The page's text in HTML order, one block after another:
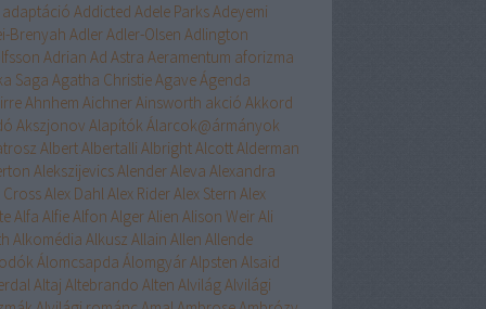
adaptáció Addicted Adele ParksAdeyemi
Brenyah AdlerAdler-Olsen Adlington
Adrian Ad Astra Aeramentum aforizma
Saga Agatha ChristieAgaveÁgenda
Ahnhem AichnerAinsworth akció Akkord
Akszjonov Alapítók Álarcok@ármányok
AlbertAlbertalli AlbrightAlcottAlderman
AlekszijevicsAlenderAleva Alexandra
CrossAlex DahlAlex RiderAlex Stern Alex
Alfa AlfieAlfon AlgerAlien Alison WeirAli
Alkomédia Alkusz Allain Allen Allende
Álomcsapda ÁlomgyárAlpsten Alsaid
Altaj Altebrando Alten AlvilágAlvilági